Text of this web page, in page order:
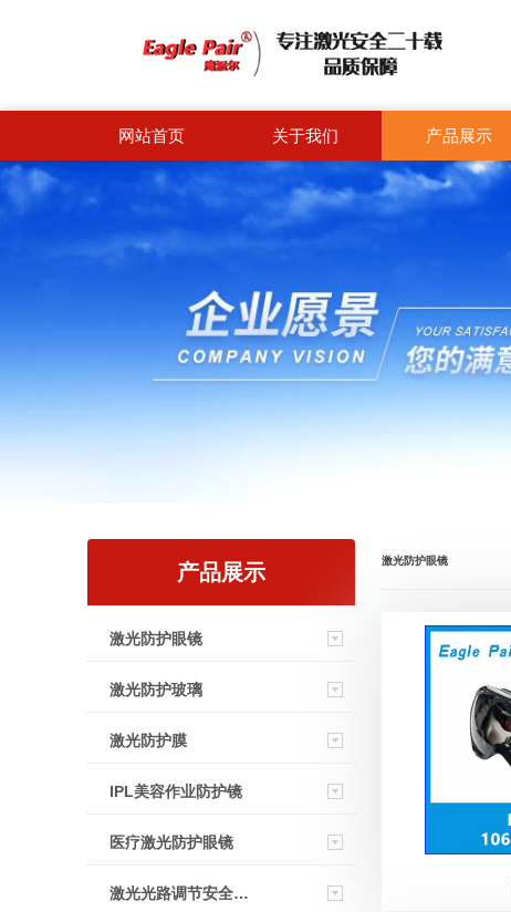
网站首页 关于我们 产品展示
产品展示
激光防护眼镜
激光防护玻璃
激光防护膜
IPL美容作业防护镜
医疗激光防护眼镜
激光光路调节安全眼镜
激光防护眼镜